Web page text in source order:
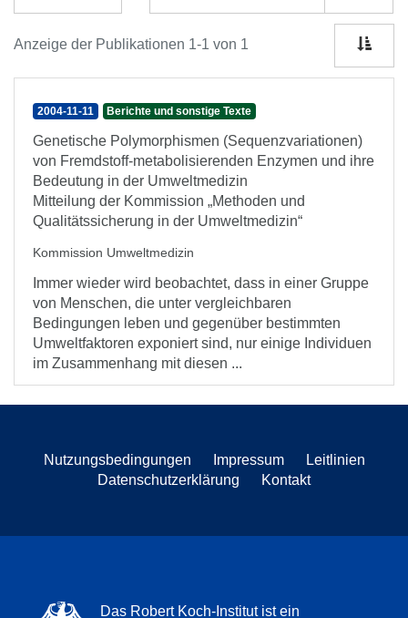
Anzeige der Publikationen 1-1 von 1
2004-11-11 Berichte und sonstige Texte
Genetische Polymorphismen (Sequenzvariationen)
von Fremdstoff-metabolisierenden Enzymen und ihre
Bedeutung in der Umweltmedizin
Mitteilung der Kommission „Methoden und
Qualitätssicherung in der Umweltmedizin“
Kommission Umweltmedizin
Immer wieder wird beobachtet, dass in einer Gruppe
von Menschen, die unter vergleichbaren
Bedingungen leben und gegenüber bestimmten
Umweltfaktoren exponiert sind, nur einige Individuen
im Zusammenhang mit diesen ...
Nutzungsbedingungen Impressum
Leitlinien
Datenschutzerklärung
Kontakt
Das Robert Koch-Institut ist ein